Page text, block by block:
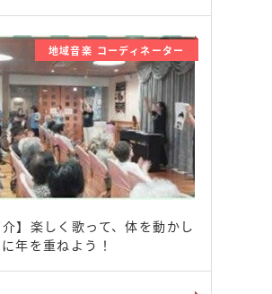
地域音楽 コーディネーター
介】楽しく歌って、体を動かし
年を重ねよう！